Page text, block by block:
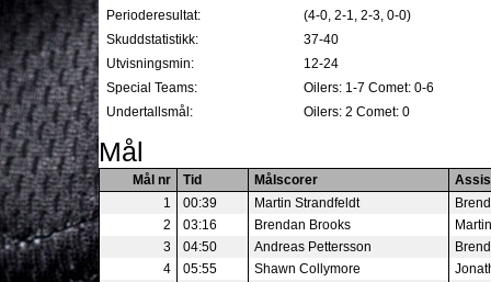
Perioderesultat:
(4-0, 2-1, 2-3, 0-0)
Skuddstatistikk:
37-40
Utvisningsmin:
12-24
Special Teams:
Oilers: 1-7 Comet: 0-6
Undertallsmål:
Oilers: 2 Comet: 0
Mål
Mål nr Tid Målscorer
1
00:39 Martin Strandfeldt
2
03:16 Brendan Brooks
3
04:50 Andreas Pettersson
4
05:55 Shawn Collymore